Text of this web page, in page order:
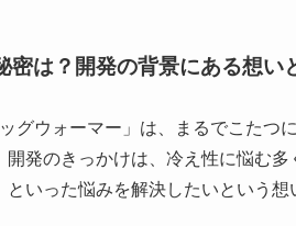
密は？開発の背景にある想い
グウォーマー」は、まるでこた
発のきっかけは、冷え性に悩む
いった悩みを解決したいという想